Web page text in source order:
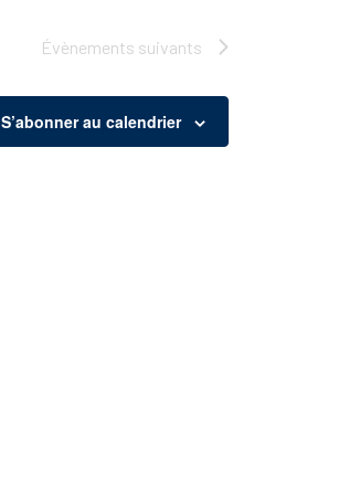
Évènements suivants
S’abonner au calendrier